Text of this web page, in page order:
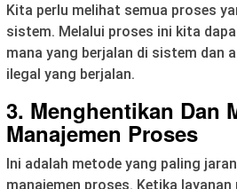
Kita perlu melihat semua proses
sistem. Melalui proses ini kita
mana yang berjalan di sistem dan
ilegal yang berjalan.
3. Menghentikan Dan
Manajemen Proses
Ini adalah metode yang paling
manajemen proses. Ketika layanan